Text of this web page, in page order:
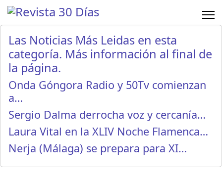
Las Noticias Más Leidas en esta
categoría. Más información al final de
la página.
Onda Góngora Radio y 50Tv comienzan
a…
Sergio Dalma derrocha voz y cercanía…
Laura Vital en la XLIV Noche Flamenca…
Nerja (Málaga) se prepara para XI…